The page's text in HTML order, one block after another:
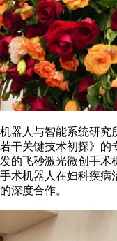
人与智能系统研究
干关键技术初探》的
的飞秒激光微创手术
术机器人在妇科疾病
深度合作。